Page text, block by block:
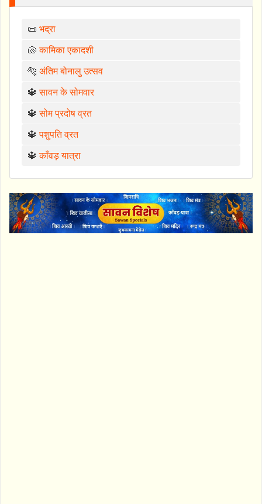
📜 भद्रा
🐚कामिका एकादशी
🐅 अंतिम बोनालु उत्सव
🔱सावन के सोमवार
🔱सोम प्रदोष व्रत
🔱पशुपति व्रत
🔱काँवड़ यात्रा